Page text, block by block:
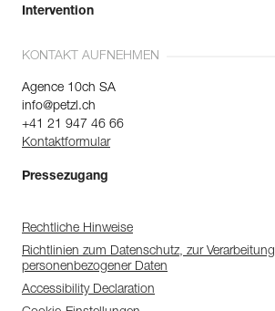
Intervention
KONTAKT AUFNEHMEN
Agence 10ch SA
info@petzl.ch
+41 21 947 46 66
Kontaktformular
Pressezugang
Rechtliche Hinweise
Richtlinien zum Datenschutz, zur Verarbeitung
personenbezogener Daten
Accessibility Declaration